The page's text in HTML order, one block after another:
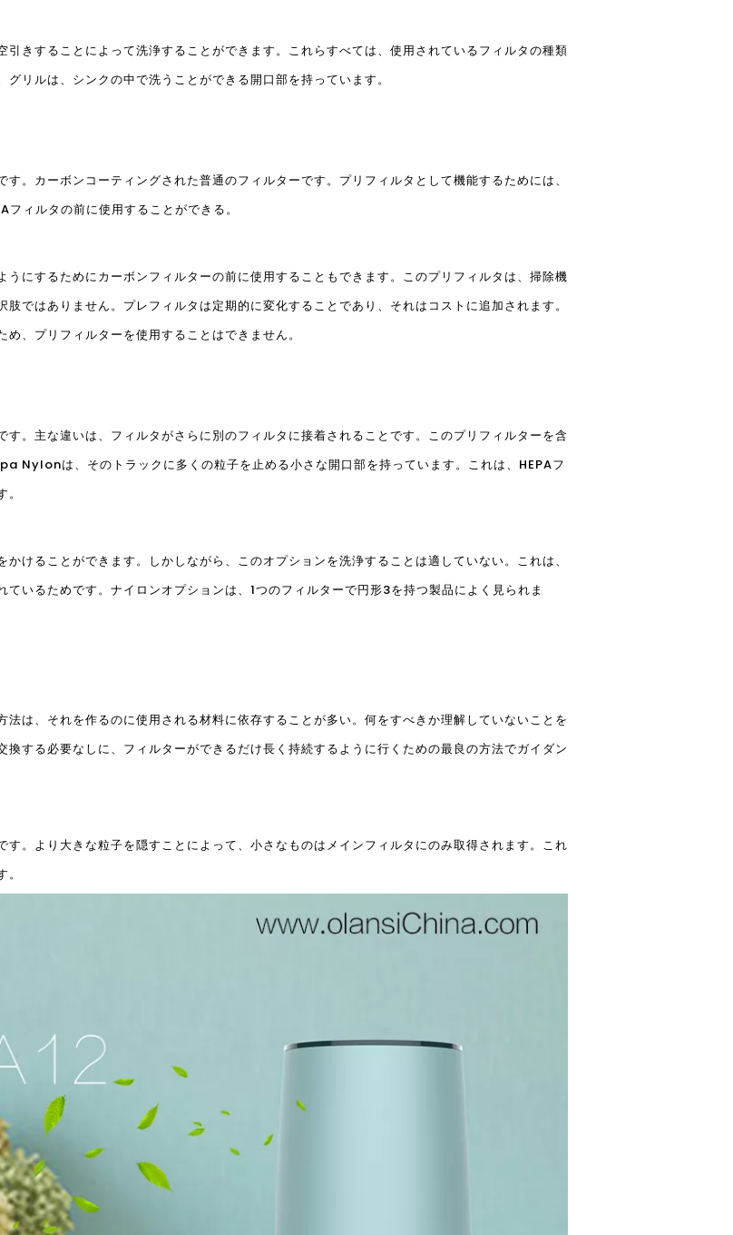
きすることによって洗浄することができます。これらすべては、使用されているフィルタの種類
リルは、シンクの中で洗うことができる開口部を持っています。
。カーボンコーティングされた普通のフィルターです。プリフィルタとして機能するためには、
ィルタの前に使用することができる。
にするためにカーボンフィルターの前に使用することもできます。このプリフィルタは、掃除機
ではありません。プレフィルタは定期的に変化することであり、それはコストに追加されます。
、プリフィルターを使用することはできません。
。主な違いは、フィルタがさらに別のフィルタに接着されることです。このプリフィルターを含
Nylonは、そのトラックに多くの粒子を止める小さな開口部を持っています。これは、HEPAフ
けることができます。しかしながら、このオプションを洗浄することは適していない。これは、
いるためです。ナイロンオプションは、1つのフィルターで円形3を持つ製品によく見られま
は、それを作るのに使用される材料に依存することが多い。何をすべきか理解していないことを
する必要なしに、フィルターができるだけ長く持続するように行くための最良の方法でガイダン
。より大きな粒子を隠すことによって、小さなものはメインフィルタにのみ取得されます。これ